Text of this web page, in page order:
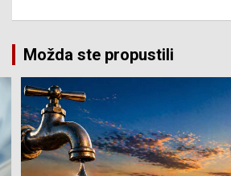
Možda ste propustili